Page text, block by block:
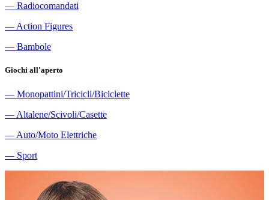
― Radiocomandati
― Action Figures
― Bambole
Giochi all'aperto
― Monopattini/Tricicli/Biciclette
― Altalene/Scivoli/Casette
― Auto/Moto Elettriche
― Sport